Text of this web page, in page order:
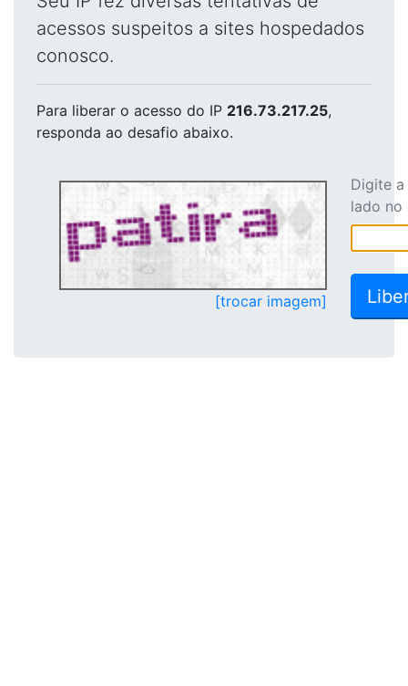
acessos suspeitos a sites hospedados
conosco.
Para liberar o acesso do IP 216.73.217.25,
responda ao desafio abaixo.
[trocar imagem]
Digite
lado no